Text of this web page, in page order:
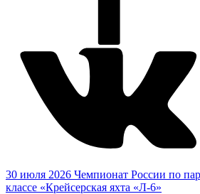
30 июля 2026 Чемпионат России по
классе «Крейсерская яхта «Л-6»